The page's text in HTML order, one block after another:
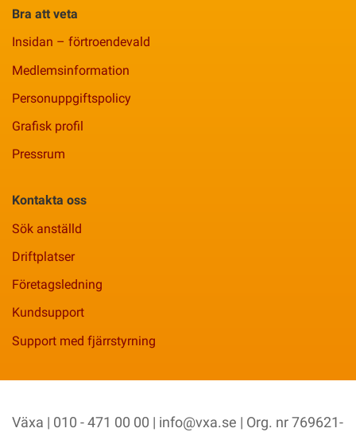
Bra att veta
Insidan – förtroendevald
Medlemsinformation
Personuppgiftspolicy
Grafisk profil
Pressrum
Kontakta oss
Sök anställd
Driftplatser
Företagsledning
Kundsupport
Support med fjärrstyrning
Växa | 010 - 471 00 00 | info@vxa.se | Org. nr 769621-